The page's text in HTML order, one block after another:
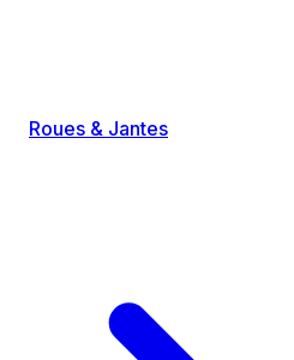
Roues & Jantes